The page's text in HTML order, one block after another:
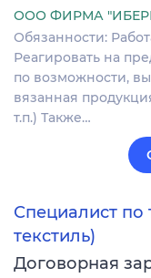
ООО ФИРМА
Обязанности:
Реагировать на
по возможности,
вязанная
т.п.) Также…
Специалист по
текстиль)
Договорная